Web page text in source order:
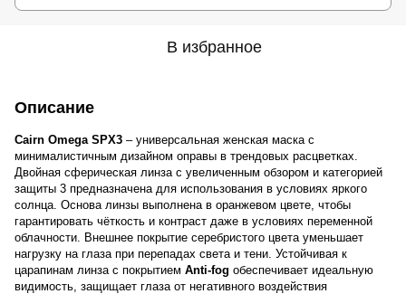
В избранное
Описание
Cairn Omega SPX3 – универсальная женская маска с
минималистичным дизайном оправы в трендовых расцветках.
Двойная сферическая линза с увеличенным обзором и категорией
защиты 3 предназначена для использования в условиях яркого
солнца. Основа линзы выполнена в оранжевом цвете, чтобы
гарантировать чёткость и контраст даже в условиях переменной
облачности. Внешнее покрытие серебристого цвета уменьшает
нагрузку на глаза при перепадах света и тени. Устойчивая к
царапинам линза с покрытием Anti-fog обеспечивает идеальную
видимость, защищает глаза от негативного воздействия